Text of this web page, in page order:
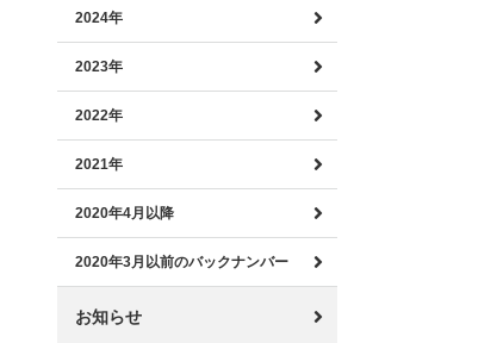
2024年
2023年
2022年
2021年
2020年4月以降
2020年3月以前のバックナンバー
お知らせ